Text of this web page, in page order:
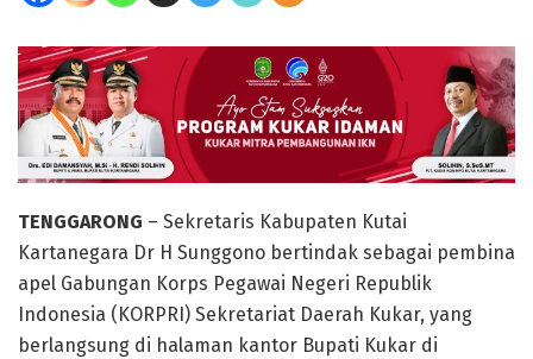
TENGGARONG – Sekretaris Kabupaten Kutai
Kartanegara Dr H Sunggono bertindak sebagai pembina
apel Gabungan Korps Pegawai Negeri Republik
Indonesia (KORPRI) Sekretariat Daerah Kukar, yang
berlangsung di halaman kantor Bupati Kukar di